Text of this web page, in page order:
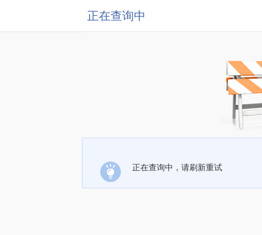
正在查询中
正在查询中，请刷新重试